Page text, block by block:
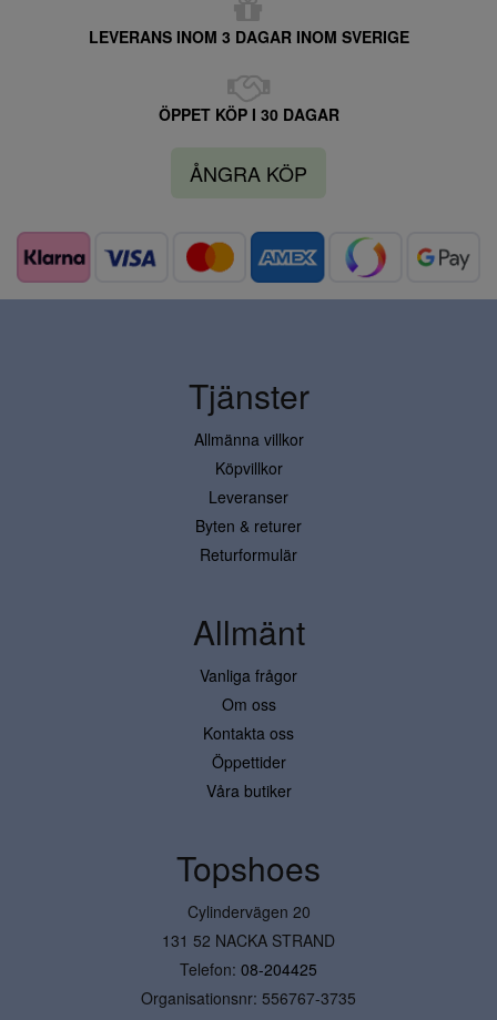
LEVERANS INOM 3 DAGAR INOM SVERIGE
ÖPPET KÖP I 30 DAGAR
ÅNGRA KÖP
Tjänster
Allmänna villkor
Köpvillkor
Leveranser
Byten & returer
Returformulär
Allmänt
Vanliga frågor
Om oss
Kontakta oss
Öppettider
Våra butiker
Topshoes
Cylindervägen 20
131 52 NACKA STRAND
Telefon: 08-204425
Organisationsnr: 556767-3735